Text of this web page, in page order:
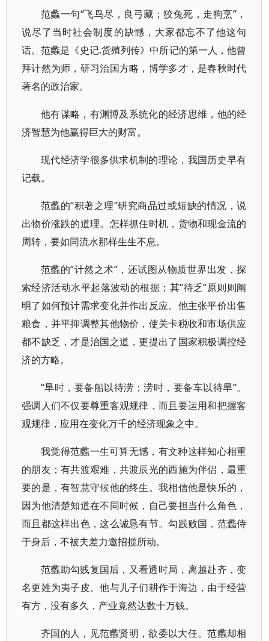
范蠡一句“飞鸟尽，良弓藏；狡兔死，走狗烹”，
说尽了当时社会制度的缺憾，大家都忘不了他这句
话。范蠡是《史记.货殖列传》中所记的第一人，他曾
拜计然为师，研习治国方略，博学多才，是春秋时代
著名的政治家。
他有谋略，有渊博及系统化的经济思维，他的经
济智慧为他赢得巨大的财富。
现代经济学很多供求机制的理论，我国历史早有
记载。
范蠡的“积著之理”研究商品过或短缺的情况，说
出物价涨跌的道理。怎样抓住时机，货物和现金流的
周转，要如同流水那样生生不息。
范蠡的“计然之术”，还试图从物质世界出发，探
索经济活动水平起落波动的根据；其“待乏”原则则阐
明了如何预计需求变化并作出反应。他主张平价出售
粮食，并平抑调整其他物价，使关卡税收和市场供应
都不缺乏，才是治国之道，更提出了国家积极调控经
济的方略。
“旱时，要备船以待涝；涝时，要备车以待旱”。
强调人们不仅要尊重客观规律，而且要运用和把握客
观规律，应用在变化万千的经济现象之中。
我觉得范蠡一生可算无憾，有文种这样知心相重
的朋友；有共渡艰难，共渡辰光的西施为伴侣，最重
要的是，有智慧守候他的终生。我相信他是快乐的，
因为他清楚知道在不同时候，自己要担当什么角色，
而且都这样出色，这么诚恳有节。勾践败国，范蠡侍
于身后，不被夫差力邀招揽所动。
范蠡助勾贱复国后，又看透时局，离越赴齐，变
名更姓为夷子皮。他与儿子们耕作于海边，由于经营
有方，没有多久，产业竟然达数十万钱。
齐国的人，见范蠡贤明，欲委以大任。范蠡却相